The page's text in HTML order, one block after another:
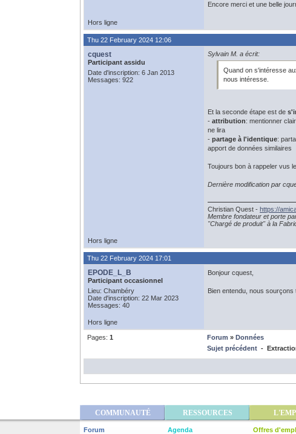
Encore merci et une belle
Hors ligne
Thu 22 February 2024 12:06
cquest
Participant assidu
Date d'inscription: 6 Jan 2013
Messages: 922
Sylvain M. a écrit:
Quand on s'intéresse
nous intéresse.
Et la seconde étape est de
- attribution: mentionner
ne lira
- partage à l'identique:
apport de données similaires
Toujours bon à rappeler vus
Dernière modification par
Christian Quest - https://
Membre fondateur et porte
"Chargé de produit" à la
Hors ligne
Thu 22 February 2024 17:01
EPODE_L_B
Participant occasionnel
Lieu: Chambéry
Date d'inscription: 22 Mar 2023
Messages: 40
Bonjour cquest,
Bien entendu, nous
Hors ligne
Pages: 1 Forum » Données
Sujet précédent -
COMMUNAUTÉ RESSOURCES
Forum Agenda Offres